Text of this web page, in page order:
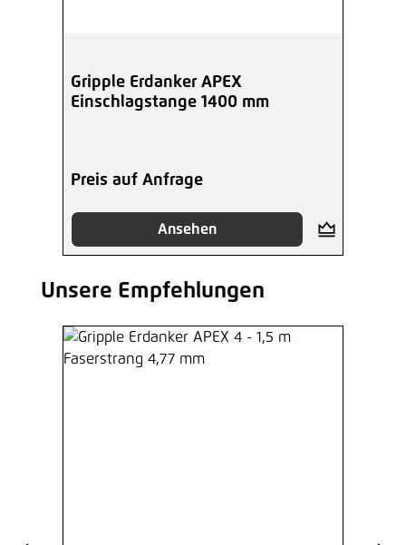
Gripple Erdanker APEX
Einschlagstange 1400 mm
Preis auf Anfrage
Ansehen
Produktgalerie überspringen
Unsere Empfehlungen